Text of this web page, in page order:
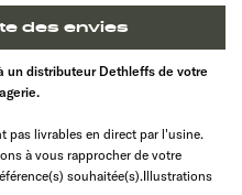
des envies
un distributeur Dethleffs de votre
pas livrables en direct par l'usine.
à vous rapprocher de votre
souhaitée(s).Illustrations